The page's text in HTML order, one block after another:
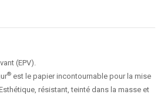
(EPV).
® est le papier incontournable pour la mise
résistant, teinté dans la masse et